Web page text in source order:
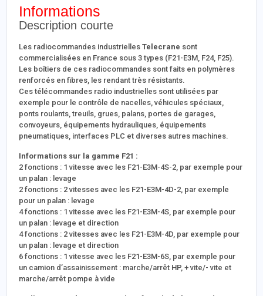
Informations
Description courte
Les radiocommandes industriellesTelecrane sont
commercialisées en France sous 3 types (F21-E3M, F24, F25).
Les boîtiers de ces radiocommandes sont faits en polymères
renforcés en fibres, les rendant très résistants.
Ces télécommandes radio industrielles sont utilisées par
exemple pour le contrôle de nacelles, véhicules spéciaux,
ponts roulants, treuils, grues, palans, portes de garages,
convoyeurs, équipements hydrauliques, équipements
pneumatiques, interfaces PLC et diverses autres machines.
Informations sur la gamme F21 :
2 fonctions : 1 vitesse avec les F21-E3M-4S-2, par exemple pour
un palan : levage
2 fonctions : 2 vitesses avec les F21-E3M-4D-2, par exemple
pour un palan : levage
4 fonctions : 1 vitesse avec les F21-E3M-4S, par exemple pour
un palan : levage et direction
4 fonctions : 2 vitesses avec les F21-E3M-4D, par exemple pour
un palan : levage et direction
6 fonctions : 1 vitesse avec les F21-E3M-6S, par exemple pour
un camion d’assainissement : marche/arrêt HP, + vite/- vite et
marche/arrêt pompe à vide